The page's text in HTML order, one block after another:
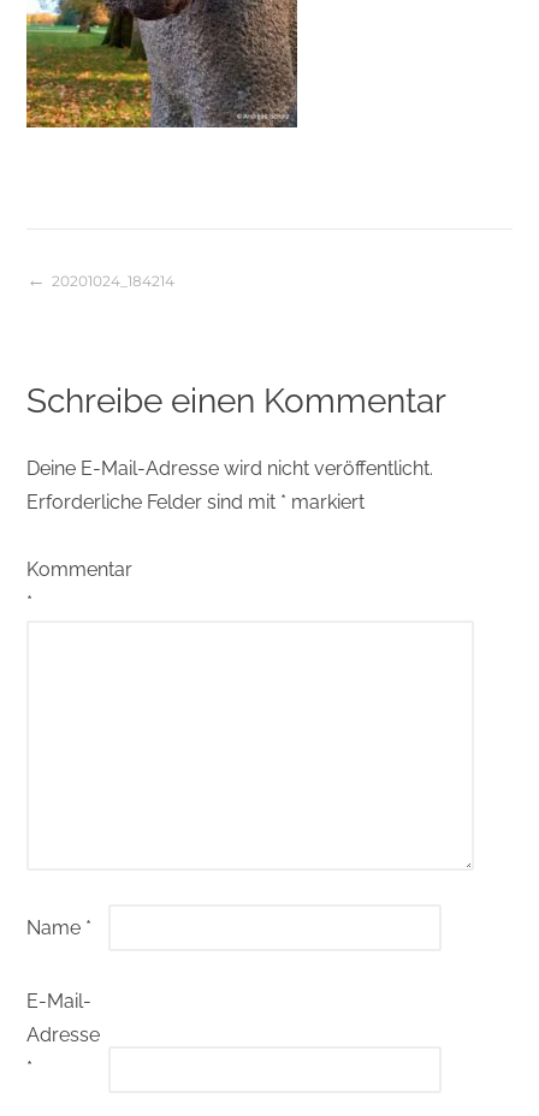
Beitragsnavigation
20201024_184214
Schreibe einen Kommentar
Deine E-Mail-Adresse wird nicht veröffentlicht.
Erforderliche Felder sind mit * markiert
Kommentar
*
Name *
E-Mail-
Adresse
*